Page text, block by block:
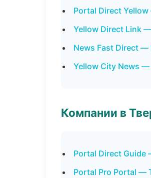
Portal Direct
Yellow Direct Link
News Fast Direct —
Yellow City News —
Компании в
Portal Direct
Portal Pro Portal —